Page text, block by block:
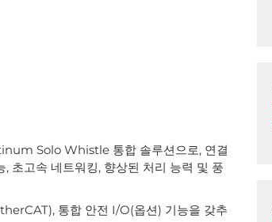
Solo Whistle 통합 솔루션으로, 연결
고속 네트워킹, 향상된 처리 능력 및 풍
통합 안전 I/O(옵션) 기능을 갖추